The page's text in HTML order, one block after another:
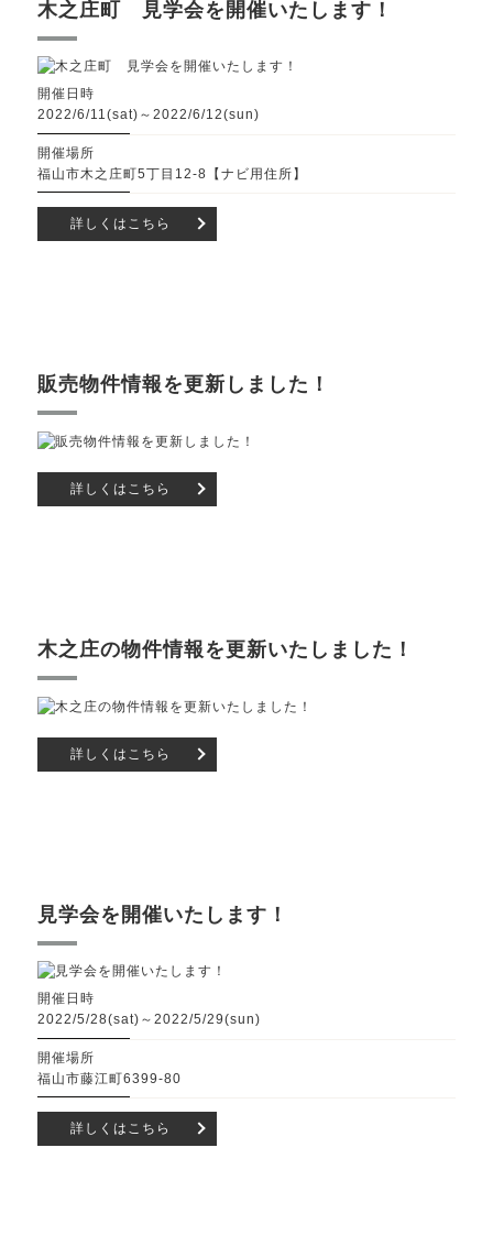
木之庄町 見学会を開催いたします！
開催日時
2022/6/11(sat)～2022/6/12(sun)
開催場所
福山市木之庄町5丁目12-8【ナビ用住所】
詳しくはこちら
販売物件情報を更新しました！
詳しくはこちら
木之庄の物件情報を更新いたしました！
詳しくはこちら
見学会を開催いたします！
開催日時
2022/5/28(sat)～2022/5/29(sun)
開催場所
福山市藤江町6399-80
詳しくはこちら